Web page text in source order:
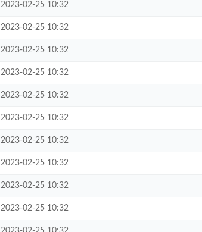
2023-02-25 10:32
2023-02-25 10:32
2023-02-25 10:32
2023-02-25 10:32
2023-02-25 10:32
2023-02-25 10:32
2023-02-25 10:32
2023-02-25 10:32
2023-02-25 10:32
2023-02-25 10:32